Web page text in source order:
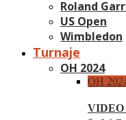
Roland
US Open
Wimbledon
Turnaje
OH 2024
OH
VIDEO